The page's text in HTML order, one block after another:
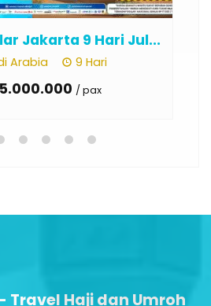
Jakarta 9 Hari Jul...
Arabia 9 Hari
/ pax
Travel Haji dan Umroh